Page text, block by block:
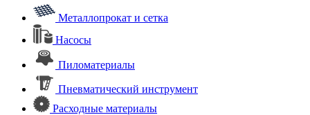
Металлопрокат и сетка
Насосы
Пиломатериалы
Пневматический инструмент
Расходные материалы